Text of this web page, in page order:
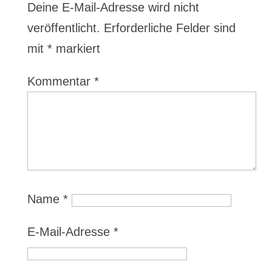
Deine E-Mail-Adresse wird nicht
veröffentlicht. Erforderliche Felder sind
mit *markiert
Kommentar *
Name *
E-Mail-Adresse *